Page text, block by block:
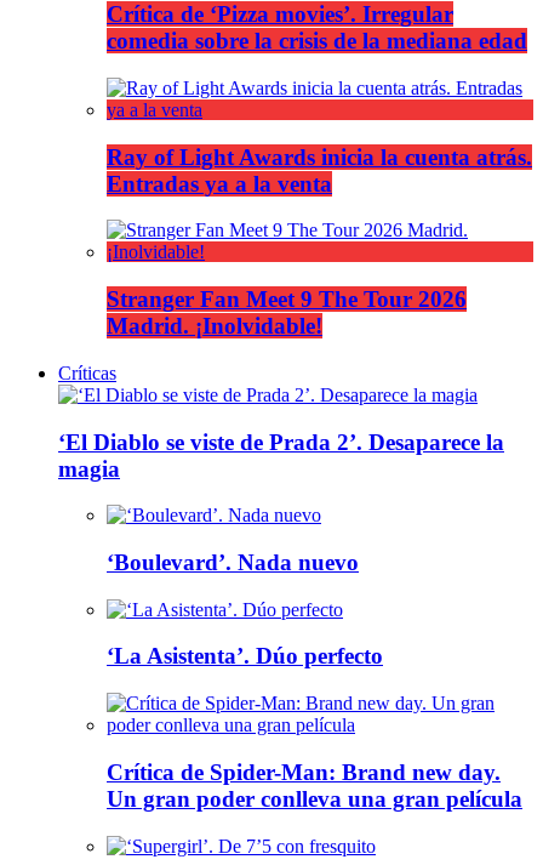
Crítica de ‘Pizza movies’. Irregular
comedia sobre la crisis de la mediana edad
Ray of Light Awards inicia la cuenta atrás.
Entradas ya a la venta
Stranger Fan Meet 9 The Tour 2026
Madrid. ¡Inolvidable!
Críticas
‘El Diablo se viste de Prada 2’. Desaparece la
magia
‘Boulevard’. Nada nuevo
‘La Asistenta’. Dúo perfecto
Crítica de Spider-Man: Brand new day.
Un gran poder conlleva una gran película